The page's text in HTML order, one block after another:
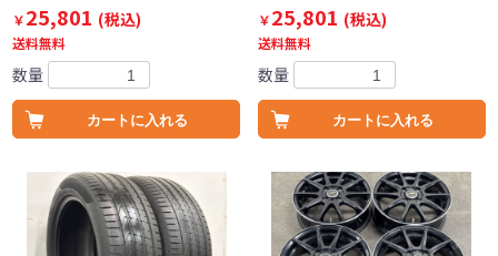
￥25,801 (税込)
送料無料
数量
カートに入れる
￥25,801 (税込)
送料無料
数量
カートに入れる